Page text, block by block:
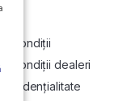
condiții
și condiții dealeri